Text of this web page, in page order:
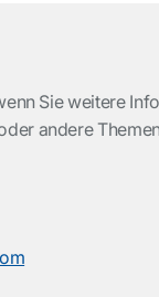
Sie weitere
andere